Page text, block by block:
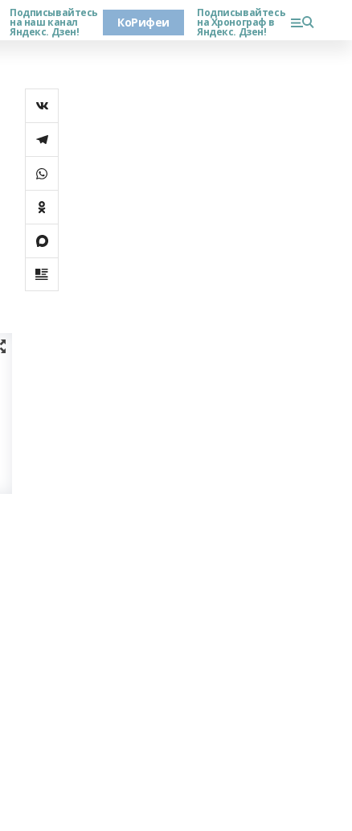
Подписывайтесь
на наш канал
Яндекс. Дзен!
КоРифеи
Подписывайтесь
на Хронограф в
Яндекс. Дзен!